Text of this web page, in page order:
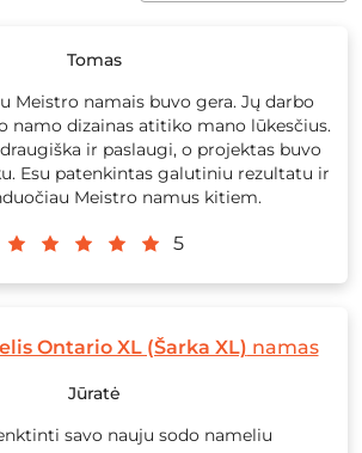
Tomas
Meistro namais buvo gera. Jų darbo
namo dizainas atitiko mano lūkesčius.
ir paslaugi, o projektas buvo
Esu patenkintas galutiniu rezultatu ir
Meistro namus kitiem.
5
Ontario XL (Šarka XL) namas
Jūratė
savo nauju sodo nameliu